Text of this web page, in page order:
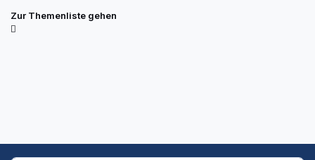
Zur Themenliste gehen